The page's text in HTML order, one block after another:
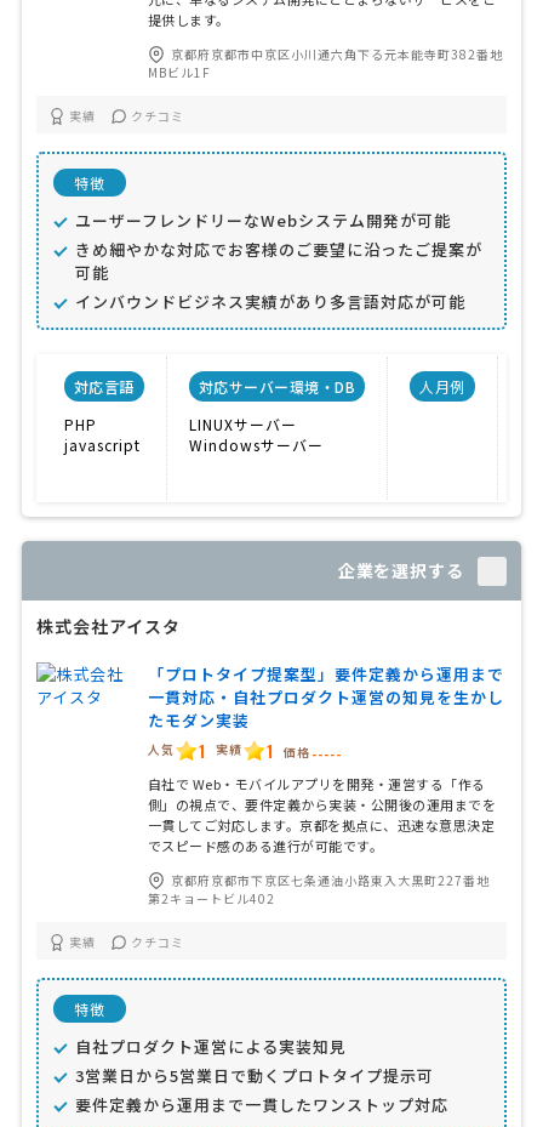
提供します。
京都府京都市中京区小川通六角下る元本能寺町382番地
MBビル1F
実績 クチコミ
特徴
ユーザーフレンドリーなWebシステム開発が可能
きめ細やかな対応でお客様のご要望に沿ったご提案が
可能
インバウンドビジネス実績があり多言語対応が可能
対応言語
PHP
javascript
対応サーバー環境・DB
LINUXサーバー
Windowsサーバー
人月例
企業を選択する
株式会社アイスタ
「プロトタイプ提案型」要件定義から運用まで
一貫対応・自社プロダクト運営の知見を生かし
たモダン実装
人気 1 実績 1 価格 -----
自社で Web・モバイルアプリを開発・運営する「作る
側」の視点で、要件定義から実装・公開後の運用までを
一貫してご対応します。京都を拠点に、迅速な意思決定
でスピード感のある進行が可能です。
京都府京都市下京区七条通油小路東入大黒町227番地
第2キョートビル402
実績 クチコミ
特徴
自社プロダクト運営による実装知見
3営業日から5営業日で動くプロトタイプ提示可
要件定義から運用まで一貫したワンストップ対応